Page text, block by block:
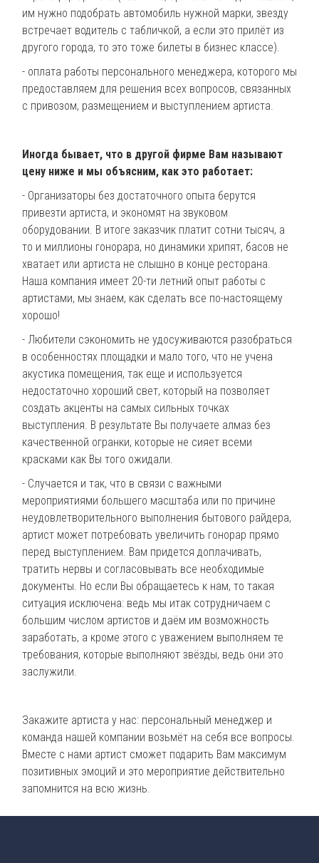
им нужно подобрать автомобиль нужной марки, звезду
встречает водитель с табличкой, а если это прилёт из
другого города, то это тоже билеты в бизнес классе).
- оплата работы персонального менеджера, которого мы
предоставляем для решения всех вопросов, связанных
с привозом, размещением и выступлением артиста.
Иногда бывает, что в другой фирме Вам называют
цену ниже и мы объясним, как это работает:
- Организаторы без достаточного опыта берутся
привезти артиста, и экономят на звуковом
оборудовании. В итоге заказчик платит сотни тысяч, а
то и миллионы гонорара, но динамики хрипят, басов не
хватает или артиста не слышно в конце ресторана.
Наша компания имеет 20-ти летний опыт работы с
артистами, мы знаем, как сделать все по-настоящему
хорошо!
- Любители сэкономить не удосуживаются разобраться
в особенностях площадки и мало того, что не учена
акустика помещения, так еще и используется
недостаточно хороший свет, который на позволяет
создать акценты на самых сильных точках
выступления. В результате Вы получаете алмаз без
качественной огранки, которые не сияет всеми
красками как Вы того ожидали.
- Случается и так, что в связи с важными
мероприятиями большего масштаба или по причине
неудовлетворительного выполнения бытового райдера,
артист может потребовать увеличить гонорар прямо
перед выступлением. Вам придется доплачивать,
тратить нервы и согласовывать все необходимые
документы. Но если Вы обращаетесь к нам, то такая
ситуация исключена: ведь мы итак сотрудничаем с
большим числом артистов и даём им возможность
заработать, а кроме этого с уважением выполняем те
требования, которые выполняют звёзды, ведь они это
заслужили.
Закажите артиста у нас: персональный менеджер и
команда нашей компании возьмёт на себя все вопросы.
Вместе с нами артист сможет подарить Вам максимум
позитивных эмоций и это мероприятие действительно
запомнится на всю жизнь.